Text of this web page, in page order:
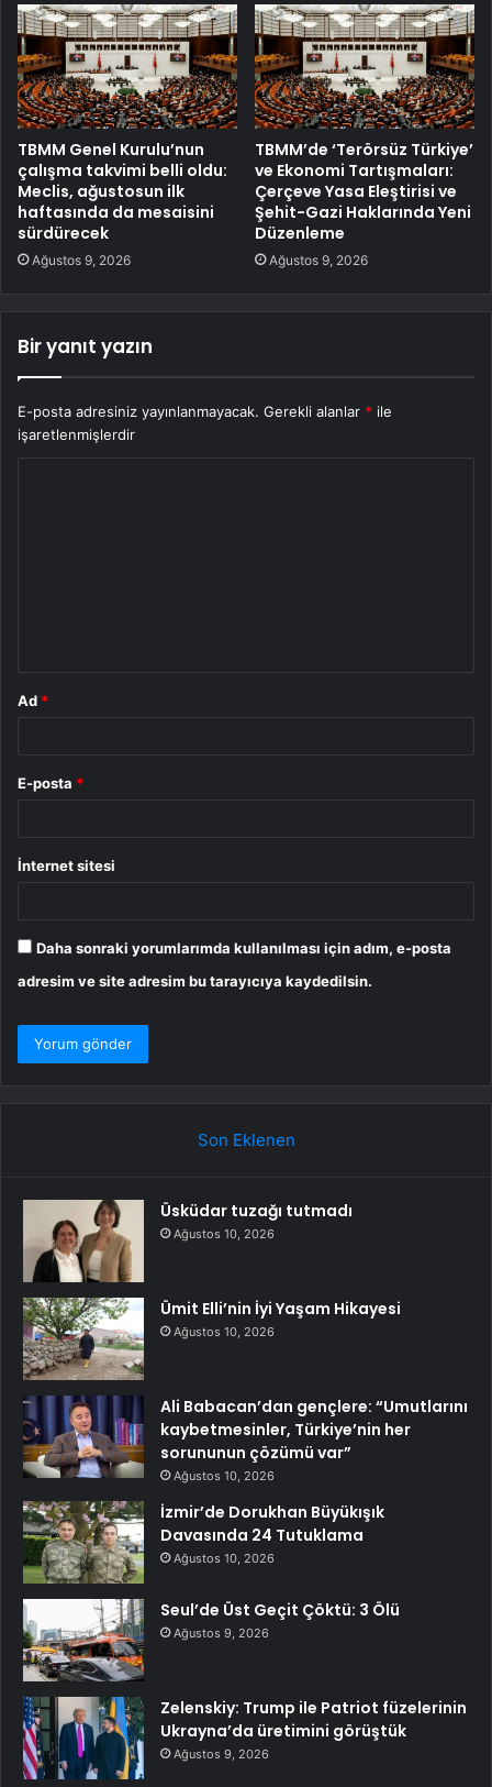
TBMM Genel Kurulu’nun
çalışma takvimi belli oldu:
Meclis, ağustosun ilk
haftasında da mesaisini
sürdürecek
Ağustos 9, 2026
TBMM’de ‘Terörsüz Türkiye’
ve Ekonomi Tartışmaları:
Çerçeve Yasa Eleştirisi ve
Şehit-Gazi Haklarında Yeni
Düzenleme
Ağustos 9, 2026
Bir yanıt yazın
E-posta adresiniz yayınlanmayacak. Gerekli alanlar * ile
işaretlenmişlerdir
Ad *
E-posta *
İnternet sitesi
Daha sonraki yorumlarımda kullanılması için adım, e-posta
adresim ve site adresim bu tarayıcıya kaydedilsin.
Son Eklenen
Üsküdar tuzağı tutmadı
Ağustos 10, 2026
Ümit Elli’nin İyi Yaşam Hikayesi
Ağustos 10, 2026
Ali Babacan’dan gençlere: “Umutlarını
kaybetmesinler, Türkiye’nin her
sorununun çözümü var”
Ağustos 10, 2026
İzmir’de Dorukhan Büyükışık
Davasında 24 Tutuklama
Ağustos 10, 2026
Seul’de Üst Geçit Çöktü: 3 Ölü
Ağustos 9, 2026
Zelenskiy: Trump ile Patriot füzelerinin
Ukrayna’da üretimini görüştük
Ağustos 9, 2026